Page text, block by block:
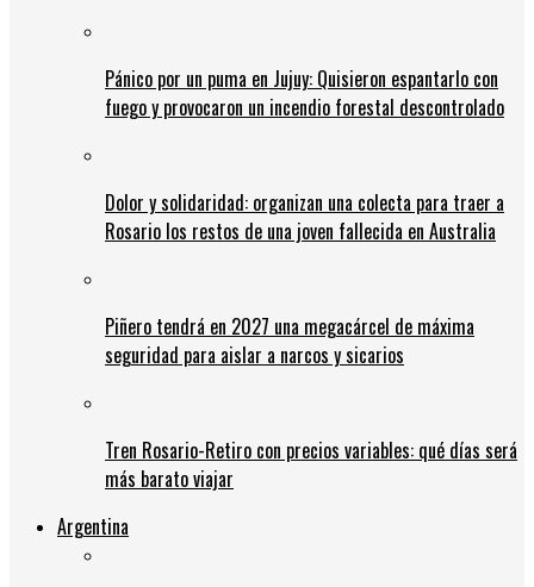
Pánico por un puma en Jujuy: Quisieron espantarlo con
fuego y provocaron un incendio forestal descontrolado
Dolor y solidaridad: organizan una colecta para traer a
Rosario los restos de una joven fallecida en Australia
Piñero tendrá en 2027 una megacárcel de máxima
seguridad para aislar a narcos y sicarios
Tren Rosario-Retiro con precios variables: qué días será
más barato viajar
Argentina